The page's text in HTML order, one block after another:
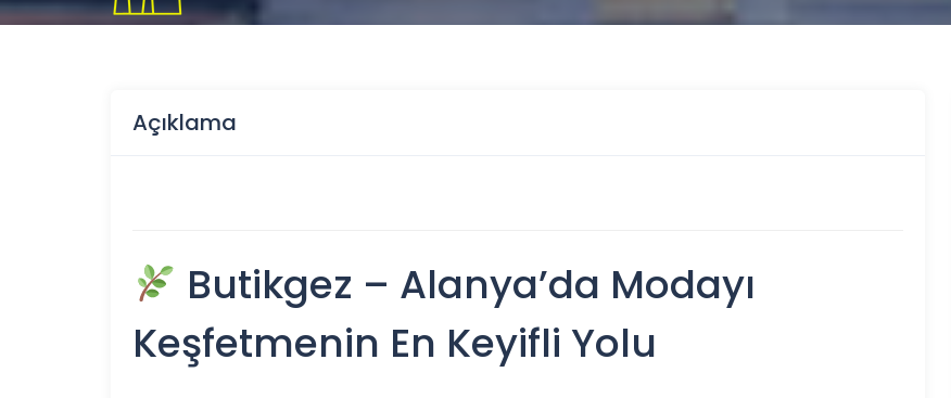
Açıklama
Butikgez – Alanya’da Modayı
Keşfetmenin En Keyifli Yolu